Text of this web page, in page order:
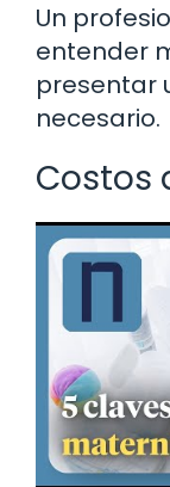
Un
entender
presentar
necesario.
Costos